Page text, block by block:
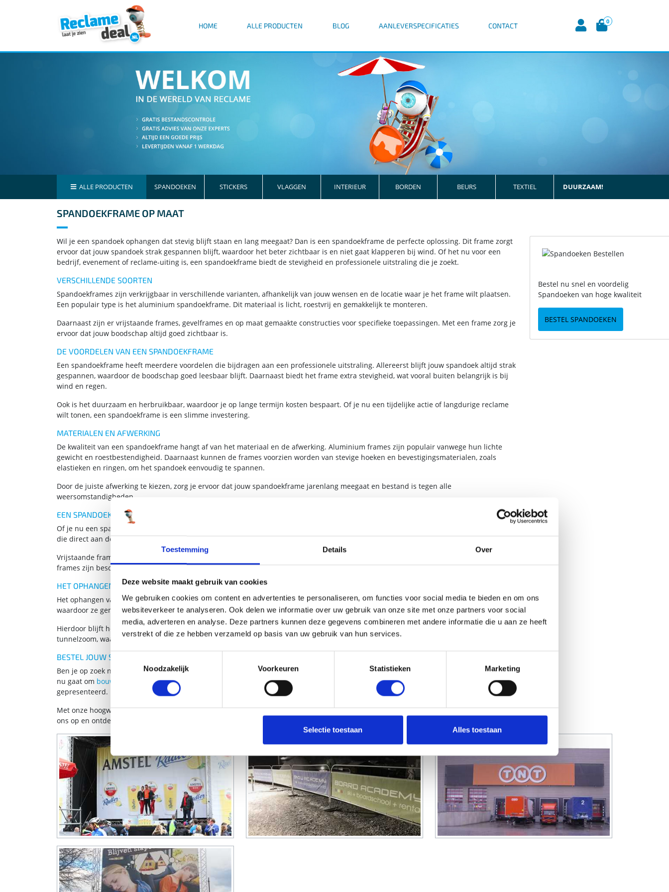
Toestemming Details Over
Deze website maakt gebruik van cookies
We gebruiken cookies om content en advertenties te personaliseren, om functies voor social media te bieden en om ons
websiteverkeer te analyseren. Ook delen we informatie over uw gebruik van onze site met onze partners voor social
media, adverteren en analyse. Deze partners kunnen deze gegevens combineren met andere informatie die u aan ze heeft
verstrekt of die ze hebben verzameld op basis van uw gebruik van hun services.
Toestemmingsselectie
Noodzakelijk
Voorkeuren Statistieken Marketing
Selectie toestaan Alles toestaan
HOME ALLE PRODUCTEN BLOG AANLEVERSPECIFICATIES CONTACT
0
ALLE PRODUCTEN SPANDOEKEN STICKERS VLAGGEN INTERIEUR BORDEN BEURS TEXTIEL DUURZAAM!
SPANDOEKFRAME OP MAAT
Wil je een spandoek ophangen dat stevig blijft staan en lang meegaat? Dan is een spandoekframe de perfecte oplossing. Dit frame zorgt
ervoor dat jouw spandoek strak gespannen blijft, waardoor het beter zichtbaar is en niet gaat klapperen bij wind. Of het nu voor een
bedrijf, evenement of reclame-uiting is, een spandoekframe biedt de stevigheid en professionele uitstraling die je zoekt.
VERSCHILLENDE SOORTEN
Spandoekframes zijn verkrijgbaar in verschillende varianten, afhankelijk van jouw wensen en de locatie waar je het frame wilt plaatsen.
Een populair type is het aluminium spandoekframe. Dit materiaal is licht, roestvrij en gemakkelijk te monteren.
Daarnaast zijn er vrijstaande frames, gevelframes en op maat gemaakte constructies voor specifieke toepassingen. Met een frame zorg je
ervoor dat jouw boodschap altijd goed zichtbaar is.
DE VOORDELEN VAN EEN SPANDOEKFRAME
Een spandoekframe heeft meerdere voordelen die bijdragen aan een professionele uitstraling. Allereerst blijft jouw spandoek altijd strak
gespannen, waardoor de boodschap goed leesbaar blijft. Daarnaast biedt het frame extra stevigheid, wat vooral buiten belangrijk is bij
wind en regen.
Ook is het duurzaam en herbruikbaar, waardoor je op lange termijn kosten bespaart. Of je nu een tijdelijke actie of langdurige reclame
wilt tonen, een spandoekframe is een slimme investering.
MATERIALEN EN AFWERKING
De kwaliteit van een spandoekframe hangt af van het materiaal en de afwerking. Aluminium frames zijn populair vanwege hun lichte
gewicht en roestbestendigheid. Daarnaast kunnen de frames voorzien worden van stevige hoeken en bevestigingsmaterialen, zoals
elastieken en ringen, om het spandoek eenvoudig te spannen.
Door de juiste afwerking te kiezen, zorg je ervoor dat jouw spandoekframe jarenlang meegaat en bestand is tegen alle
weersomstandigheden.
EEN SPANDOEKFRAME VOOR ELKE LOCATIE
Of je nu een spandoekframe voor binnen of buiten nodig hebt, er is altijd een geschikte oplossing. Voor gevels zijn er stevige wandframes
die direct aan de muur bevestigd worden.
Vrijstaande frames zijn ideaal voor evenementen of bouwplaatsen, waar een tijdelijke en flexibele oplossing gewenst is. Ook mobiele
frames zijn beschikbaar, waardoor je gemakkelijk van locatie kunt wisselen zonder een nieuw frame aan te schaffen.
HET OPHANGEN VAN EEN SPANDOEK IN EEN FRAME
Het ophangen van een spandoek in een frame is eenvoudig en snel te doen. De meestespandoekenworden voorzien van ringen,
waardoor ze gemakkelijk met elastieken aan het frame bevestigd kunnen worden.
Hierdoor blijft het doek strak en voorkom je scheuren of beschadigingen. Wil je een extra stevige bevestiging? Dan kun je kiezen voor een
tunnelzoom, waarbij het spandoek om een buis geschoven wordt voor maximale stabiliteit.
BESTEL JOUW SPANDOEKFRAME OP MAAT VANDAAG NOG!
Ben je op zoek naar een spandoekframe op maat of wil je advies over de beste optie voor jouw situatie? Wij helpen je graag verder! Of het
nu gaat om bouwhekdoeken ,dranghekdoeken
, wij zorgen ervoor dat jouw spandoek stevig en professioneel wordt
gepresenteerd.
Met onze hoogwaardige materialen en verschillende afwerkingsopties komt jouw boodschap optimaal tot zijn recht. Neemcontactmet
ons op en ontdek hoe een spandoekframe jouw reclame-uiting nog beter kan laten opvallen!
Bestel nu snel en voordelig
Spandoeken van hoge kwaliteit
BESTEL SPANDOEKEN